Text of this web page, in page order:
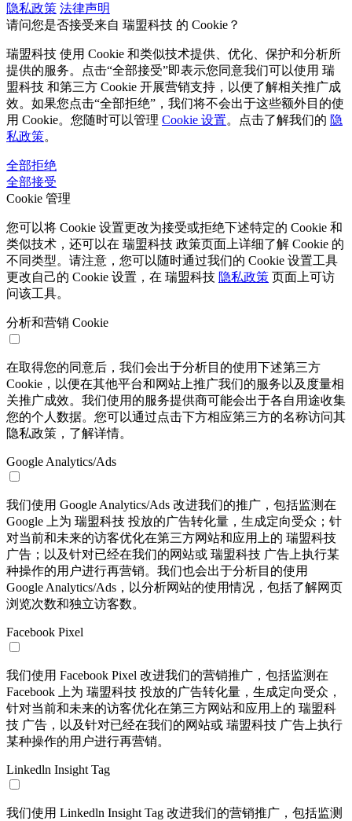
隐私政策 法律声明
请问您是否接受来自 瑞盟科技 的 Cookie？
瑞盟科技 使用 Cookie 和类似技术提供、优化、保护和分析所
提供的服务。点击“全部接受”即表示您同意我们可以使用 瑞
盟科技 和第三方 Cookie 开展营销支持，以便了解相关推广成
效。如果您点击“全部拒绝”，我们将不会出于这些额外目的使
用 Cookie。您随时可以管理 Cookie 设置。点击了解我们的 隐
私政策。
全部拒绝
全部接受
Cookie 管理
您可以将 Cookie 设置更改为接受或拒绝下述特定的 Cookie 和
类似技术，还可以在 瑞盟科技 政策页面上详细了解 Cookie 的
不同类型。请注意，您可以随时通过我们的 Cookie 设置工具
更改自己的 Cookie 设置，在 瑞盟科技 隐私政策 页面上可访
问该工具。
分析和营销 Cookie
在取得您的同意后，我们会出于分析目的使用下述第三方
Cookie，以便在其他平台和网站上推广我们的服务以及度量相
关推广成效。我们使用的服务提供商可能会出于各自用途收集
您的个人数据。您可以通过点击下方相应第三方的名称访问其
隐私政策，了解详情。
Google Analytics/Ads
我们使用 Google Analytics/Ads 改进我们的推广，包括监测在
Google 上为 瑞盟科技 投放的广告转化量，生成定向受众；针
对当前和未来的访客优化在第三方网站和应用上的 瑞盟科技
广告；以及针对已经在我们的网站或 瑞盟科技 广告上执行某
种操作的用户进行再营销。我们也会出于分析目的使用
Google Analytics/Ads，以分析网站的使用情况，包括了解网页
浏览次数和独立访客数。
Facebook Pixel
我们使用 Facebook Pixel 改进我们的营销推广，包括监测在
Facebook 上为 瑞盟科技 投放的广告转化量，生成定向受众，
针对当前和未来的访客优化在第三方网站和应用上的 瑞盟科
技 广告，以及针对已经在我们的网站或 瑞盟科技 广告上执行
某种操作的用户进行再营销。
Linkedln Insight Tag
我们使用 Linkedln Insight Tag 改进我们的营销推广，包括监测